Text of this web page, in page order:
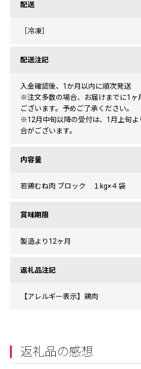
配送
［冷凍］
配送注記
入金確認後、1か月以内に順次発送
※注文多数の場合、お届けまでに1ヶ
ございます。予めご了承ください。
※12月中旬以降の受付は、1月上旬よ
合がございます。
内容量
若鶏むね肉 ブロック １kg×４袋
賞味期限
製造より12ヶ月
返礼品注記
【アレルギー表示】鶏肉
返礼品の感想